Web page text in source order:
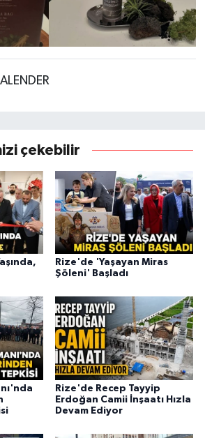
çekebilir
Rize'de 'Yaşayan Miras
Şöleni' Başladı
Rize'de Recep Tayyip
Erdoğan Camii İnşaatı Hızla
Devam Ediyor